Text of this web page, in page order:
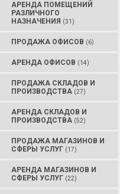
АРЕНДА ПОМЕЩЕНИЙ
РАЗЛИЧНОГО
НАЗНАЧЕНИЯ (31)
ПРОДАЖА ОФИСОВ (6)
АРЕНДА ОФИСОВ (14)
ПРОДАЖА СКЛАДОВ И
ПРОИЗВОДСТВА (27)
АРЕНДА СКЛАДОВ И
ПРОИЗВОДСТВА (52)
ПРОДАЖА МАГАЗИНОВ И
СФЕРЫ УСЛУГ (17)
АРЕНДА МАГАЗИНОВ И
СФЕРЫ УСЛУГ (22)